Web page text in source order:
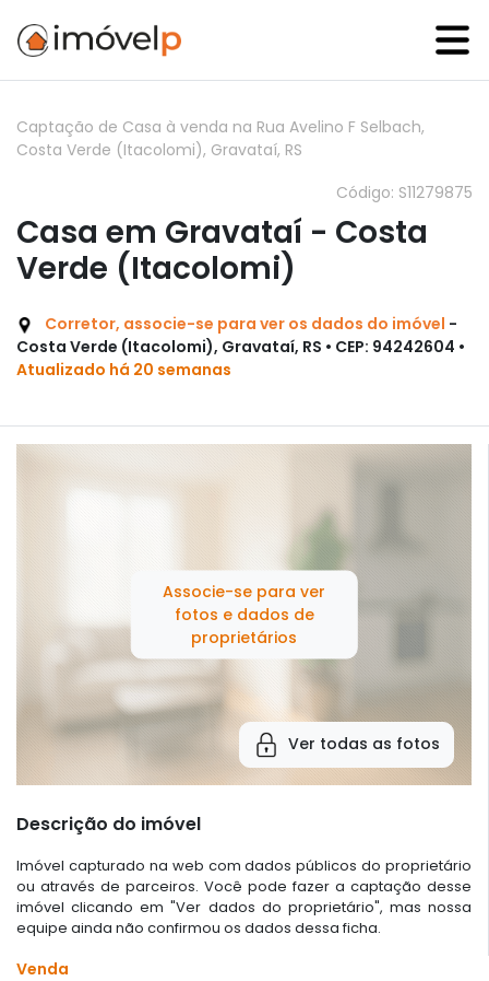
Captação de Casa à venda na Rua Avelino F Selbach,
Costa Verde (Itacolomi), Gravataí, RS
Código: S11279875
Casa em Gravataí - Costa
Verde (Itacolomi)
Corretor, associe-se para ver os dados do imóvel -
Costa Verde (Itacolomi), Gravataí, RS • CEP: 94242604 •
Atualizado há 20 semanas
Associe-se para ver
fotos e dados de
proprietários
Ver todas as fotos
Descrição do imóvel
Imóvel capturado na web com dados públicos do proprietário
ou através de parceiros. Você pode fazer a captação desse
imóvel clicando em "Ver dados do proprietário", mas nossa
equipe ainda não confirmou os dados dessa ficha.
Venda